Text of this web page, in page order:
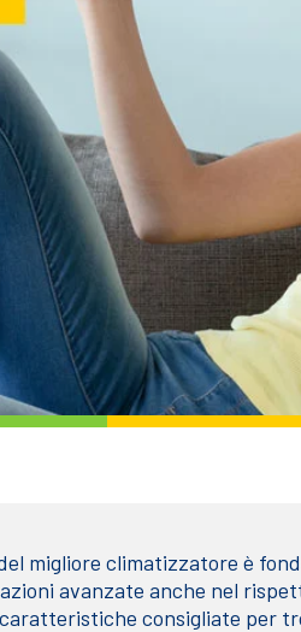
migliore climatizzatore è
avanzate anche nel
consigliate per